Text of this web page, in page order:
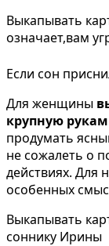
Выкапывать
означает,вам
Если сон
Для женщины
крупную
продумать
не сожалеть о
действиях. Для
особенных
Выкапывать
соннику Ирины